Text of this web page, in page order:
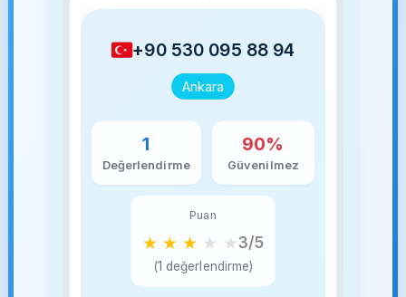
+90 530 095 88 94
Ankara
1
Değerlendirme
90%
Güvenilmez
Puan
★ ★ ★ ★ ★3/5
(1 değerlendirme)